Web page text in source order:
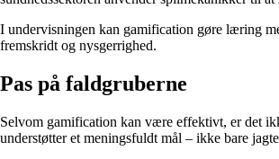
I undervisningen kan gamification gøre læring
fremskridt og nysgerrighed.
Pas på faldgruberne
Selvom gamification kan være effektivt, er det
understøtter et meningsfuldt mål – ikke bare